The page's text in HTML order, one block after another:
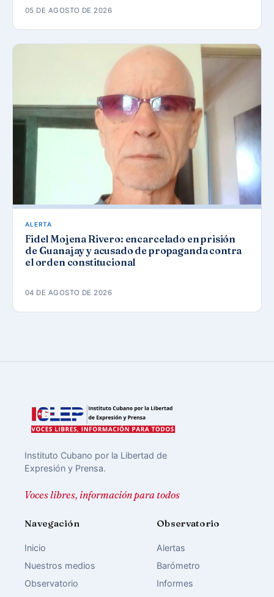
05 DE AGOSTO DE 2026
ALERTA
Fidel Mojena Rivero: encarcelado en prisión
de Guanajay y acusado de propaganda contra
el orden constitucional
04 DE AGOSTO DE 2026
Instituto Cubano por la Libertad de
Expresión y Prensa.
Voces libres, información para todos
Navegación
Inicio
Nuestros medios
Observatorio
Observatorio
Alertas
Barómetro
Informes